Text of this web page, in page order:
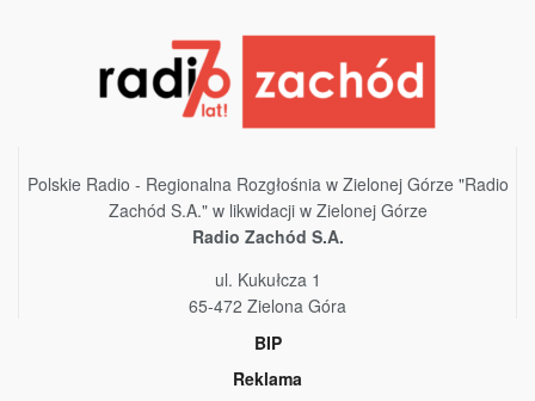
Polskie Radio - Regionalna Rozgłośnia w Zielonej Górze "Radio
Zachód S.A." w likwidacji w Zielonej Górze
Radio Zachód S.A.
ul. Kukułcza 1
65-472 Zielona Góra
BIP
Reklama